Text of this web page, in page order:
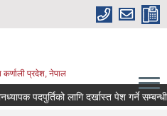
कर्णाली प्रदेश, नेपाल
पदपुर्तिको लागि दर्खास्त पेश गर्ने सम्बन्धी